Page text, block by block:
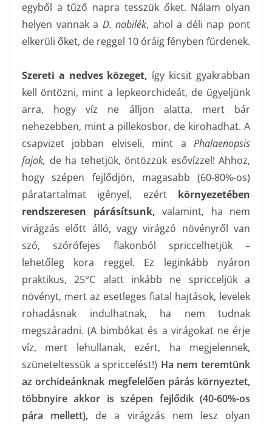
egyből a tűző napra tesszük őket. Nálam olyan
helyen vannak a D. nobilék, ahol a déli nap pont
elkerüli őket, de reggel 10 óráig fényben fürdenek.
Szereti a nedves közeget, így kicsit gyakrabban
kell öntözni, mint a lepkeorchideát, de ügyeljünk
arra, hogy víz ne álljon alatta, mert bár
nehezebben, mint a pillekosbor, de kirohadhat. A
csapvizet jobban elviseli, mint a Phalaenopsis
fajok, de ha tehetjük, öntözzük esővízzel! Ahhoz,
hogy szépen fejlődjön, magasabb (60-80%-os)
páratartalmat igényel, ezért környezetében
rendszeresen párásítsunk, valamint, ha nem
virágzás előtt álló, vagy virágzó növényről van
szó, szórófejes flakonból spriccelhetjük –
lehetőleg kora reggel. Ez leginkább nyáron
praktikus, 25°C alatt inkább ne spricceljük a
növényt, mert az esetleges fiatal hajtások, levelek
rohadásnak indulhatnak, ha nem tudnak
megszáradni. (A bimbókat és a virágokat ne érje
víz, mert lehullanak, ezért, ha megjelennek,
szüneteltessük a spriccelést!) Ha nem teremtünk
az orchideánknak megfelelően párás környeztet,
többnyire akkor is szépen fejlődik (40-60%-os
pára mellett), de a virágzás nem lesz olyan